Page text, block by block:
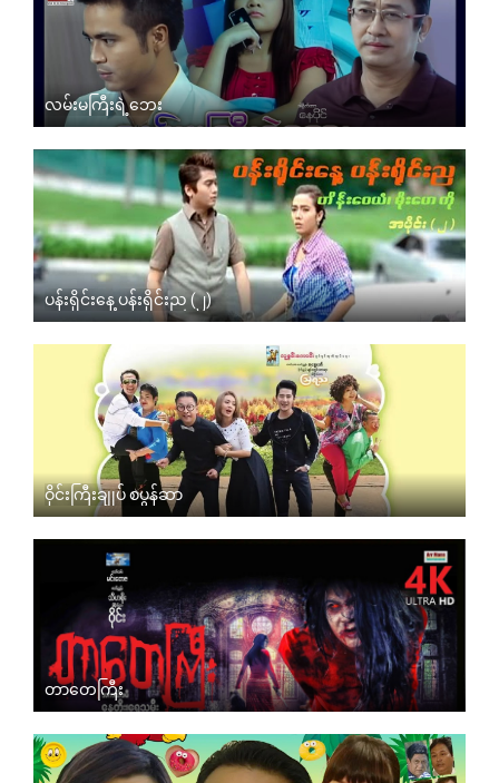
လမ်းမကြီးရဲ့ဘေး
ပန်းရိုင်းနေ့ ပန်းရိုင်းည (၂)
ဝိုင်းကြီးချုပ် စပွန်ဆာ
တာတေကြီး